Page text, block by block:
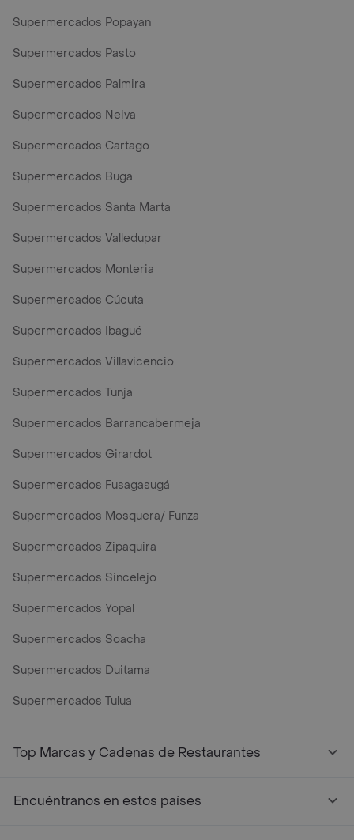
Supermercados Popayan
Supermercados Pasto
Supermercados Palmira
Supermercados Neiva
Supermercados Cartago
Supermercados Buga
Supermercados Santa Marta
Supermercados Valledupar
Supermercados Monteria
Supermercados Cúcuta
Supermercados Ibagué
Supermercados Villavicencio
Supermercados Tunja
Supermercados Barrancabermeja
Supermercados Girardot
Supermercados Fusagasugá
Supermercados Mosquera/ Funza
Supermercados Zipaquira
Supermercados Sincelejo
Supermercados Yopal
Supermercados Soacha
Supermercados Duitama
Supermercados Tulua
Top Marcas y Cadenas de Restaurantes
Encuéntranos en estos países